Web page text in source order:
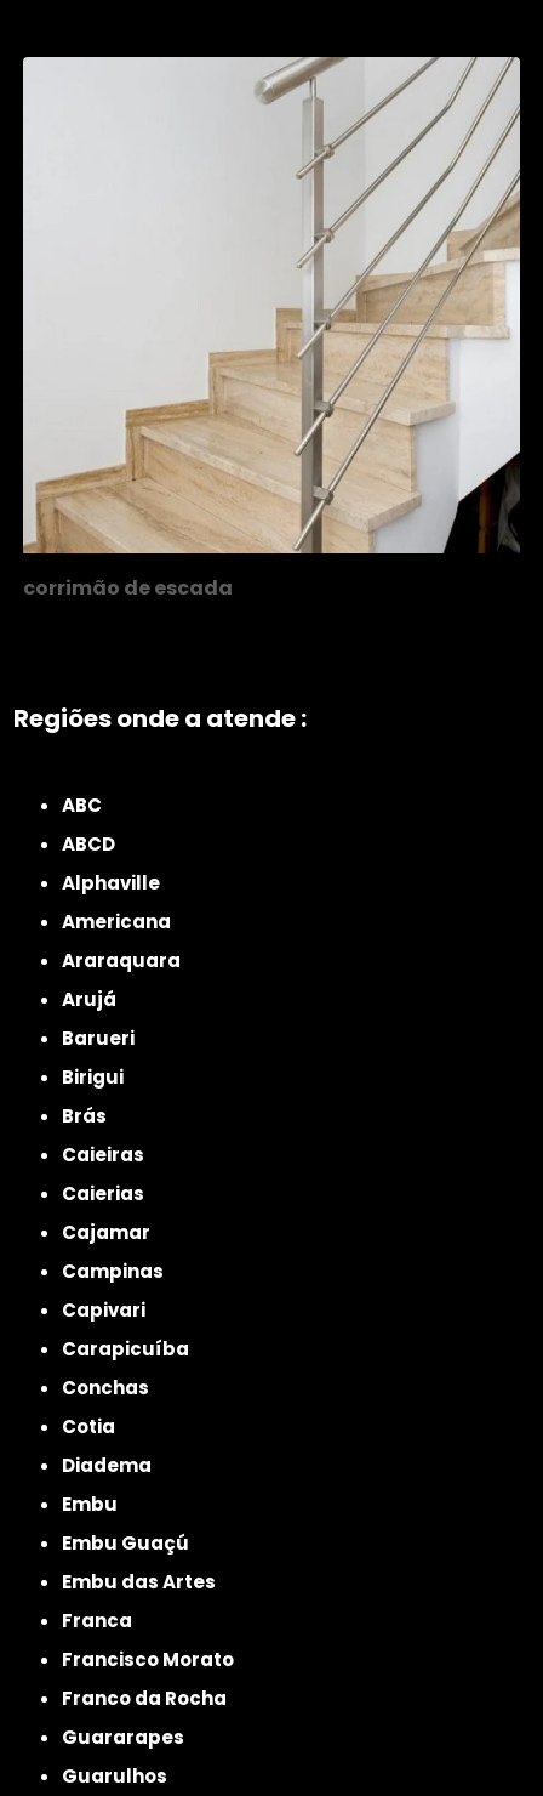
corrimão de escada
Regiões onde a atende :
ABC
ABCD
Alphaville
Americana
Araraquara
Arujá
Barueri
Birigui
Brás
Caieiras
Caierias
Cajamar
Campinas
Capivari
Carapicuíba
Conchas
Cotia
Diadema
Embu
Embu Guaçú
Embu das Artes
Franca
Francisco Morato
Franco da Rocha
Guararapes
Guarulhos